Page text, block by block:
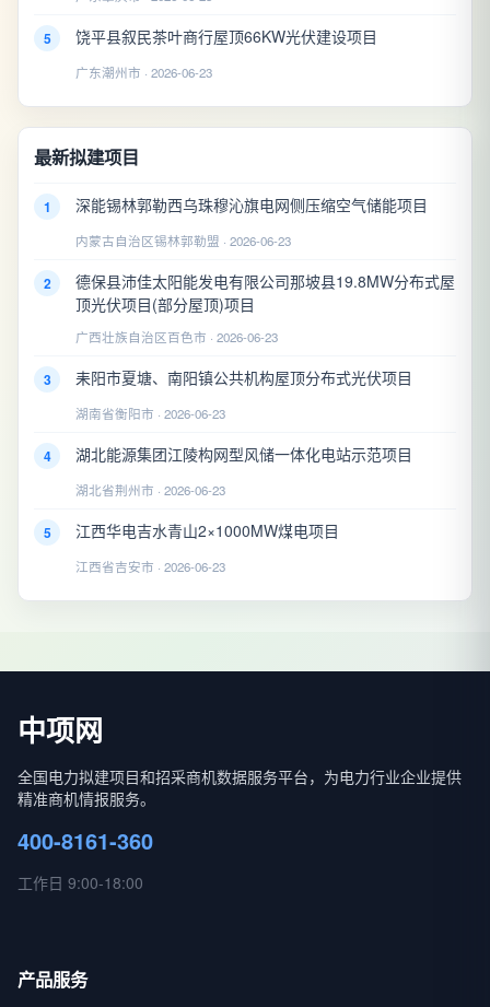
5 饶平县叙民茶叶商行屋顶66KW光伏建设项目
广东潮州市 · 2026-06-23
最新拟建项目
1 深能锡林郭勒西乌珠穆沁旗电网侧压缩空气储能项目
内蒙古自治区锡林郭勒盟 · 2026-06-23
2
德保县沛佳太阳能发电有限公司那坡县19.8MW分布式屋
顶光伏项目(部分屋顶)项目
广西壮族自治区百色市 · 2026-06-23
3 耒阳市夏塘、南阳镇公共机构屋顶分布式光伏项目
湖南省衡阳市 · 2026-06-23
4 湖北能源集团江陵构网型风储一体化电站示范项目
湖北省荆州市 · 2026-06-23
5 江西华电吉水青山2×1000MW煤电项目
江西省吉安市 · 2026-06-23
中项网
全国电力拟建项目和招采商机数据服务平台，为电力行业企业提供
精准商机情报服务。
400-8161-360
工作日 9:00-18:00
产品服务